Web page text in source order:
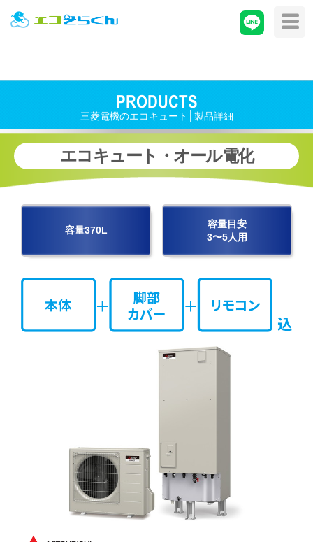
PRODUCTS
三菱電機のエコキュート│製品詳細
エコキュート・オール電化
容量370L
容量目安
3〜5人用